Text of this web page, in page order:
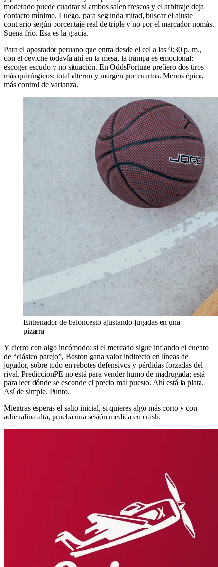
moderado puede cuadrar si ambos salen frescos y el arbitraje deja
contacto mínimo. Luego, para segunda mitad, buscar el ajuste
contrario según porcentaje real de triple y no por el marcador nomás.
Suena frío. Esa es la gracia.
Para el apostador peruano que entra desde el cel a las 9:30 p. m.,
con el ceviche todavía ahí en la mesa, la trampa es emocional:
escoger escudo y no situación. En OddsFortune prefiero dos tiros
más quirúrgicos: total alterno y margen por cuartos. Menos épica,
más control de varianza.
Entrenador de baloncesto ajustando jugadas en una
pizarra
Y cierro con algo incómodo: si el mercado sigue inflando el cuento
de “clásico parejo”, Boston gana valor indirecto en líneas de
jugador, sobre todo en rebotes defensivos y pérdidas forzadas del
rival. PrediccionPE no está para vender humo de madrugada; está
para leer dónde se esconde el precio mal puesto. Ahí está la plata.
Así de simple. Punto.
Mientras esperas el salto inicial, si quieres algo más corto y con
adrenalina alta, prueba una sesión medida en crash.